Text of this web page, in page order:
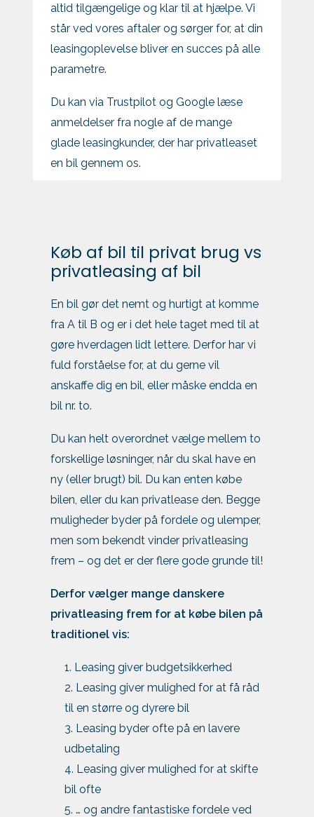
altid tilgængelige og klar til at hjælpe. Vi
står ved vores aftaler og sørger for, at din
leasingoplevelse bliver en succes på alle
parametre.
Du kan via Trustpilot og Google læse
anmeldelser fra nogle af de mange
glade leasingkunder, der har privatleaset
en bil gennem os.
Køb af bil til privat brug vs
privatleasing af bil
En bil gør det nemt og hurtigt at komme
fra A til B og er i det hele taget med til at
gøre hverdagen lidt lettere. Derfor har vi
fuld forståelse for, at du gerne vil
anskaffe dig en bil, eller måske endda en
bil nr. to.
Du kan helt overordnet vælge mellem to
forskellige løsninger, når du skal have en
ny (eller brugt) bil. Du kan enten købe
bilen, eller du kan privatlease den. Begge
muligheder byder på fordele og ulemper,
men som bekendt vinder privatleasing
frem – og det er der flere gode grunde til!
Derfor vælger mange danskere
privatleasing frem for at købe bilen på
traditionel vis:
Leasing giver budgetsikkerhed
Leasing giver mulighed for at få råd
til en større og dyrere bil
Leasing byder ofte på en lavere
udbetaling
Leasing giver mulighed for at skifte
bil ofte
… og andre fantastiske fordele ved